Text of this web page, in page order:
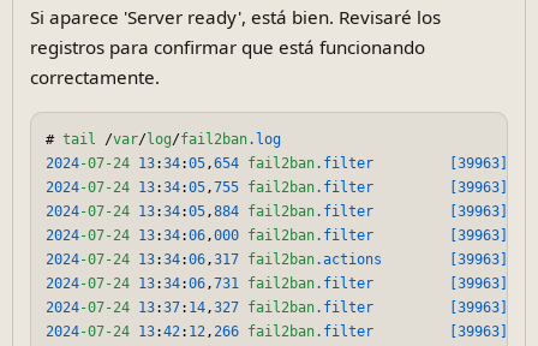
Si aparece 'Server ready', está bien. Revisaré los
registros para confirmar que está funcionando
correctamente.
# tail /var/log/fail2ban.log
2024-07-24 13:34:05,654 fail2ban.filter [39963]
2024-07-24 13:34:05,755 fail2ban.filter [39963]
2024-07-24 13:34:05,884 fail2ban.filter [39963]
2024-07-24 13:34:06,000 fail2ban.filter [39963]
2024-07-24 13:34:06,317 fail2ban.actions [39963]
2024-07-24 13:34:06,731 fail2ban.filter [39963]
2024-07-24 13:37: 14,327 fail2ban.filter [39963]
2024-07-24 13:42: 12,266 fail2ban.filter [39963]